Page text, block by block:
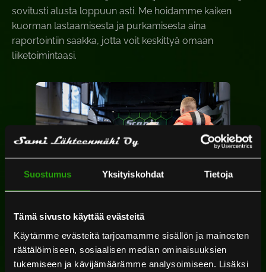
Suostumus Yksityiskohdat Tietoja
Tämä sivusto käyttää evästeitä
Käytämme evästeitä tarjoamamme sisällön ja mainosten
räätälöimiseen, sosiaalisen median ominaisuuksien
tukemiseen ja kävijämäärämme analysoimiseen. Lisäksi
sovitusti alusta loppuun asti. Me hoidamme kaiken
kuorman lastaamisesta ja purkamisesta aina
raportointiin saakka, jotta voit keskittyä omaan
liiketoimintaasi.